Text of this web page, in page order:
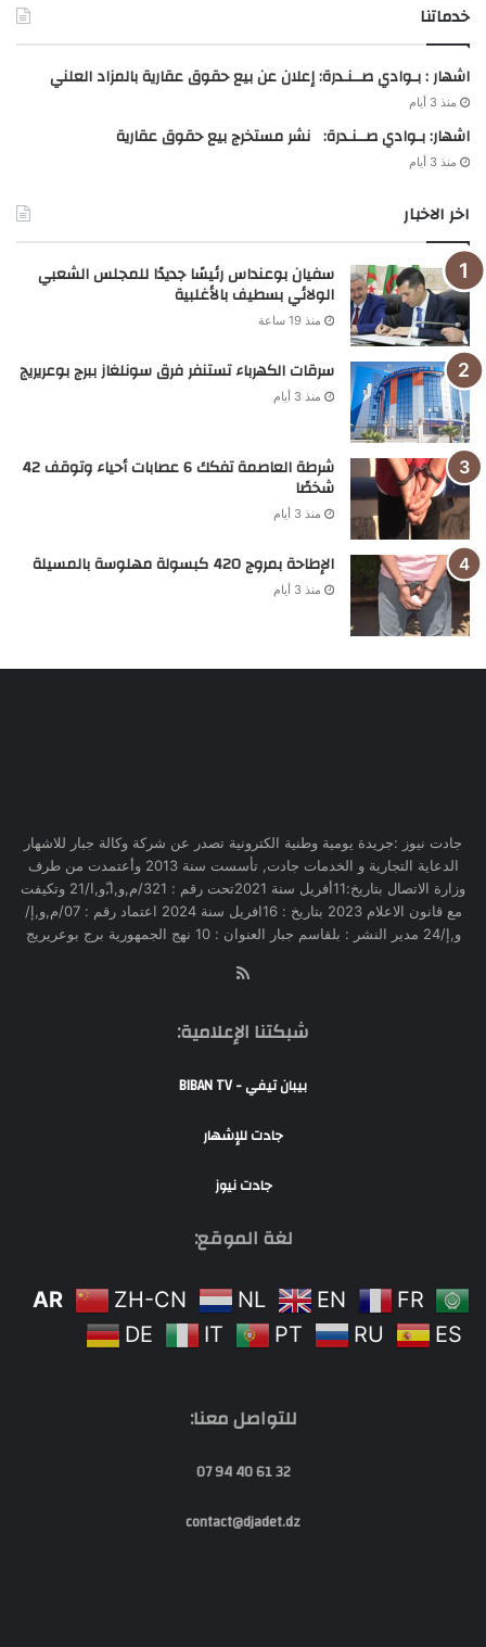
خدماتنا
اشهار : بـوادي صــنـدرة: إعلان عن بيع حقوق عقارية بالمزاد العلني
منذ 3 أيام
اشهار: بـوادي صــنـدرة: نشر مستخرج بيع حقوق عقارية
منذ 3 أيام
اخر الاخبار
سفيان بوعنداس رئيسًا جديدًا للمجلس الشعبي
الولائي بسطيف بالأغلبية
منذ 19 ساعة
سرقات الكهرباء تستنفر فرق سونلغاز ببرج بوعريريج
منذ 3 أيام
شرطة العاصمة تفكك 6 عصابات أحياء وتوقف 42
شخصًا
منذ 3 أيام
الإطاحة بمروج 420 كبسولة مهلوسة بالمسيلة
منذ 3 أيام
جادت نيوز :جريدة يومية وطنية الكترونية تصدر عن شركة وكالة جبار للاشهار
الدعاية التجارية و الخدمات جادت, تأسست سنة 2013 وأعتمدت من طرف
وزارة الاتصال بتاريخ:11أفريل سنة 2021تحت رقم : 321/م,و,ا,ّو,ا/21 وتكيفت
مع قانون الاعلام 2023 بتاريخ : 16افريل سنة 2024 اعتماد رقم : 07/م,و,إ/
و,إ/24 مدير النشر : بلقاسم جبار العنوان : 10 نهج الجمهورية برج بوعريريج
شبكتنا الإعلامية:
بيبان تيفي - BIBAN TV
جادت للإشهار
جادت نيوز
لغة الموقع:
AR ZH-CN NL EN
FR
DE
IT PT RU ES
للتواصل معنا:
32 61 40 94 07
contact@djadet.dz